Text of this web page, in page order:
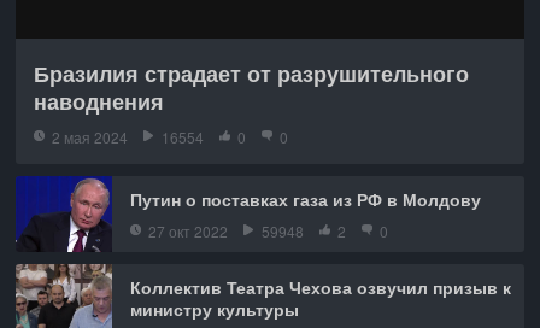
Бразилия страдает от разрушительного
наводнения
2 мая 2024 16554 0 0
Путин о поставках газа из РФ в Молдову
27 окт 2022 59948 2 0
Коллектив Театра Чехова озвучил призыв к
министру культуры